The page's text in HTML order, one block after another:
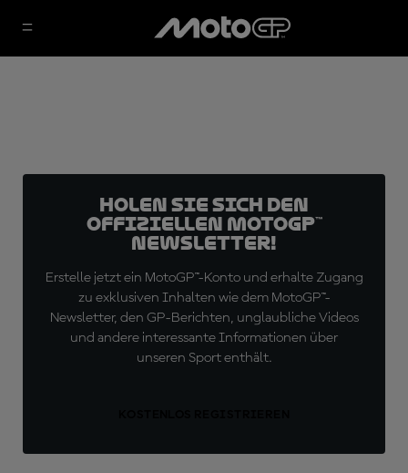
Holen Sie sich den
offiziellen MotoGP™
Newsletter!
Erstelle jetzt ein MotoGP™-Konto und erhalte Zugang
zu exklusiven Inhalten wie dem MotoGP™-
Newsletter, den GP-Berichten, unglaubliche Videos
und andere interessante Informationen über
unseren Sport enthält.